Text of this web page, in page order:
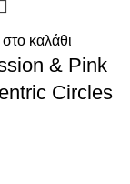
καλάθι
& Pink
Circles